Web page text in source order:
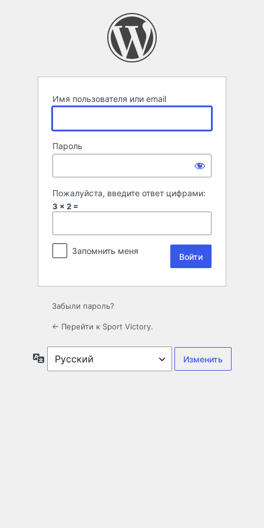
Имя пользователя или email
Пароль
Пожалуйста, введите ответ цифрами:
3 × 2 =
Запомнить меня
Забыли пароль?
← Перейти к Sport Victory.
Язык